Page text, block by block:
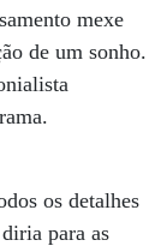
mexe
de um sonho.
os detalhes
para as